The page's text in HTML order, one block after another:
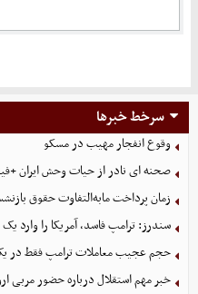
سرخط خبرها
وقوع انفجار مهیب در مسکو
صحنه ای نادر از حیات وحش ایران
زمان پرداخت مابه‌التفاوت حقوق
سندرز: ترامپ فاسد، آمریکا را وارد
حجم عجیب معاملات ترامپ فقط در
خبر مهم استقلال درباره حضور مربی